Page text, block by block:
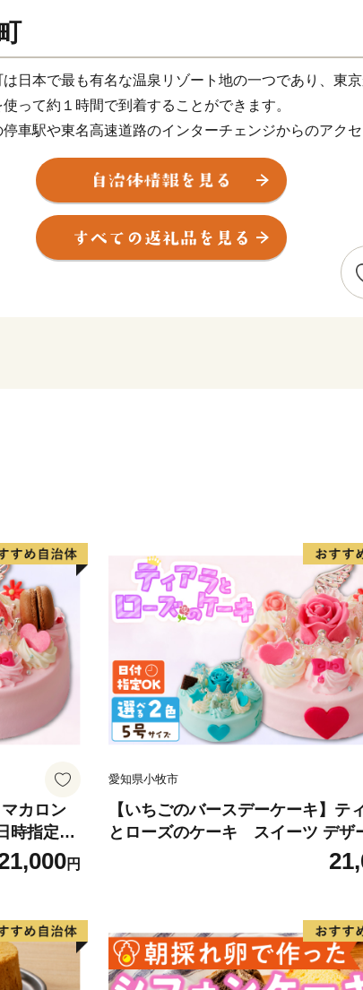
日本で最も有名な温泉リゾート地の一つであり、東
使って約１時間で到着することができます。
停車駅や東名高速道路のインターチェンジからのアクセ
良く、東京、京都、大阪、富士山など日本で人気の観光
る旅の滞在地として便利な立地にあります。
、国内外から毎年2000万人を超える観光客が訪れます。
伊豆国立公園の中央に位置し、世界文化遺産にも登録さ
士山を近くに見ることも出来ます。
カロン
時指定可
県 小牧
祝い マ
円
愛知県小牧市
【いちごのバースデーケーキ】テ
とローズのケーキ スイーツ デザ
菓子 お取り寄せ 愛知県 小牧市 送
誕生日 クリスマス お祝い ばら 花